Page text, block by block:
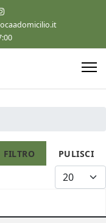
FILTRO PULISCI